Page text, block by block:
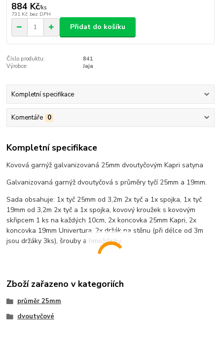
884 Kč/ks
731 Kč bez DPH
Přidat do košíku
Číslo produktu:
841
Výrobce:
Jaja
Kompletní specifikace
Komentáře 0
Kompletní specifikace
Kovová garnýž galvanizovaná 25mm dvoutyčovým Kapri satyna
Galvanizovaná garnýž dvoutyčová s průměry tyčí 25mm a 19mm.
Sada obsahuje: 1x tyč 25mm od 3,2m 2x tyč a 1x spojka, 1x tyč
19mm od 3,2m 2x tyč a 1x spojka, kovový kroužek s kovovým
skřipcem 1 ks na každých 10cm, 2x koncovka 25mm Kapri, 2x
koncovka 19mm Univertura, 2x držák na stěnu (při délce od 3m
jsou držáky 3ks), šrouby a hmoždinky.
Zboží zařazeno v kategoriích
průměr 25mm
dvoutyčové